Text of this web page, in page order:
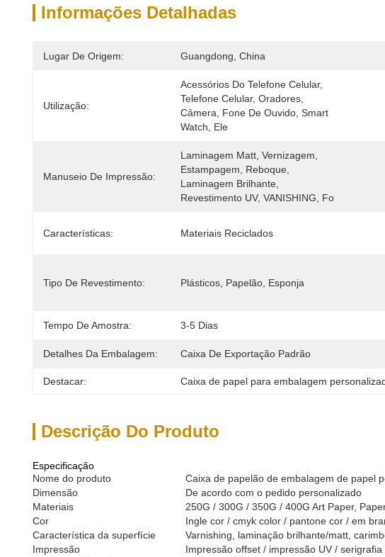
Informações Detalhadas
Lugar De Origem: Guangdong, China
Utilização:
Acessórios Do Telefone Celular,
Telefone Celular, Oradores,
Câmera, Fone De Ouvido, Smart
Watch, Ele
Manuseio De Impressão:
Laminagem Matt, Vernizagem,
Estampagem, Reboque,
Laminagem Brilhante,
Revestimento UV, VANISHING, Fo
Características: Materiais Reciclados
Tipo De Revestimento: Plásticos, Papelão, Esponja
Tempo De Amostra: 3-5 Dias
Detalhes Da Embalagem: Caixa De Exportação Padrão
Destacar: Caixa de papel para embalagem
Descrição Do Produto
Especificação
Nome do produto
Caixa de papelão de embalagem de papel
Dimensão
De acordo com o pedido personalizado
Materiais
250G / 300G / 350G / 400G Art Paper,
Cor
Ingle cor / cmyk color / pantone cor / em
Característica da superfície
Varnishing, laminação brilhante/matt,
Impressão
Impressão offset / impressão UV / serigrafia